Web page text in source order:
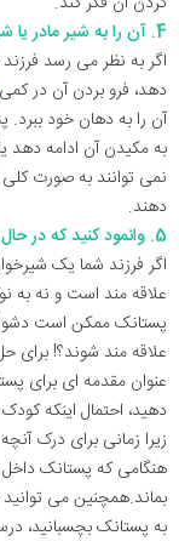
4. آن را به شیر مادر یا شیر خشک آغشته کنید:
اگر به نظر می رسد
دهد، فرو بردن آن در کمی
آن را به دهان خود
به مکیدن آن ادامه دهد
نمی توانند به صورت
دهند.
5. وانمود کنید که در حال شیردهی هستید:
اگر فرزند شما یک
علاقه مند است و نه به
پستانک ممکن است
علاقه مند شوند؟! برای
عنوان مقدمه ‌ای برای
دهید، احتمال اینکه
زیرا زمانی برای درک
هنگامی که پستانک
بماند.همچنین می
به پستانک بچسبانید،